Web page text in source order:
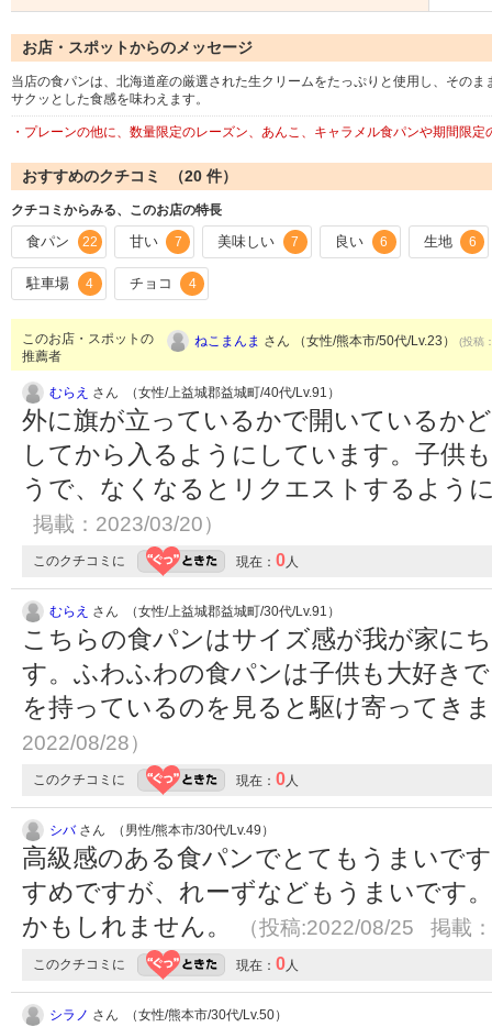
お店・スポットからのメッセージ
当店の食パンは、北海道産の厳選された生クリームをたっぷりと使用し、その
サクッとした食感を味わえます。
・プレーンの他に、数量限定のレーズン、あんこ、キャラメル食パンや期間限
おすすめのクチコミ （20 件）
クチコミからみる、このお店の特長
食パン 22 甘い 7 美味しい 7 良い 6 生地 6
駐車場 4 チョコ 4
このお店・スポットの
推薦者
ねこまんま さん （女性/熊本市/50代/Lv.23） (投稿
むらえ さん （女性/上益城郡益城町/40代/Lv.91）
外に旗が立っているかで開いているか
してから入るようにしています。子供
うで、なくなるとリクエストするよう
掲載：2023/03/20）
このクチコミに 現在： 0人
むらえ さん （女性/上益城郡益城町/30代/Lv.91）
こちらの食パンはサイズ感が我が家に
す。ふわふわの食パンは子供も大好き
を持っているのを見ると駆け寄ってき
2022/08/28）
このクチコミに 現在： 0人
シバさん （男性/熊本市/30代/Lv.49）
高級感のある食パンでとてもうまいで
すめですが、れーずなどもうまいです
かもしれません。
（投稿:2022/08/25 掲載
このクチコミに 現在： 0人
シラノ さん （女性/熊本市/30代/Lv.50）